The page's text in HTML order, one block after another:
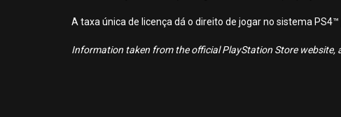
A taxa única de licença dá o direito de jogar no sistema
Information taken from the official PlayStation Store website,